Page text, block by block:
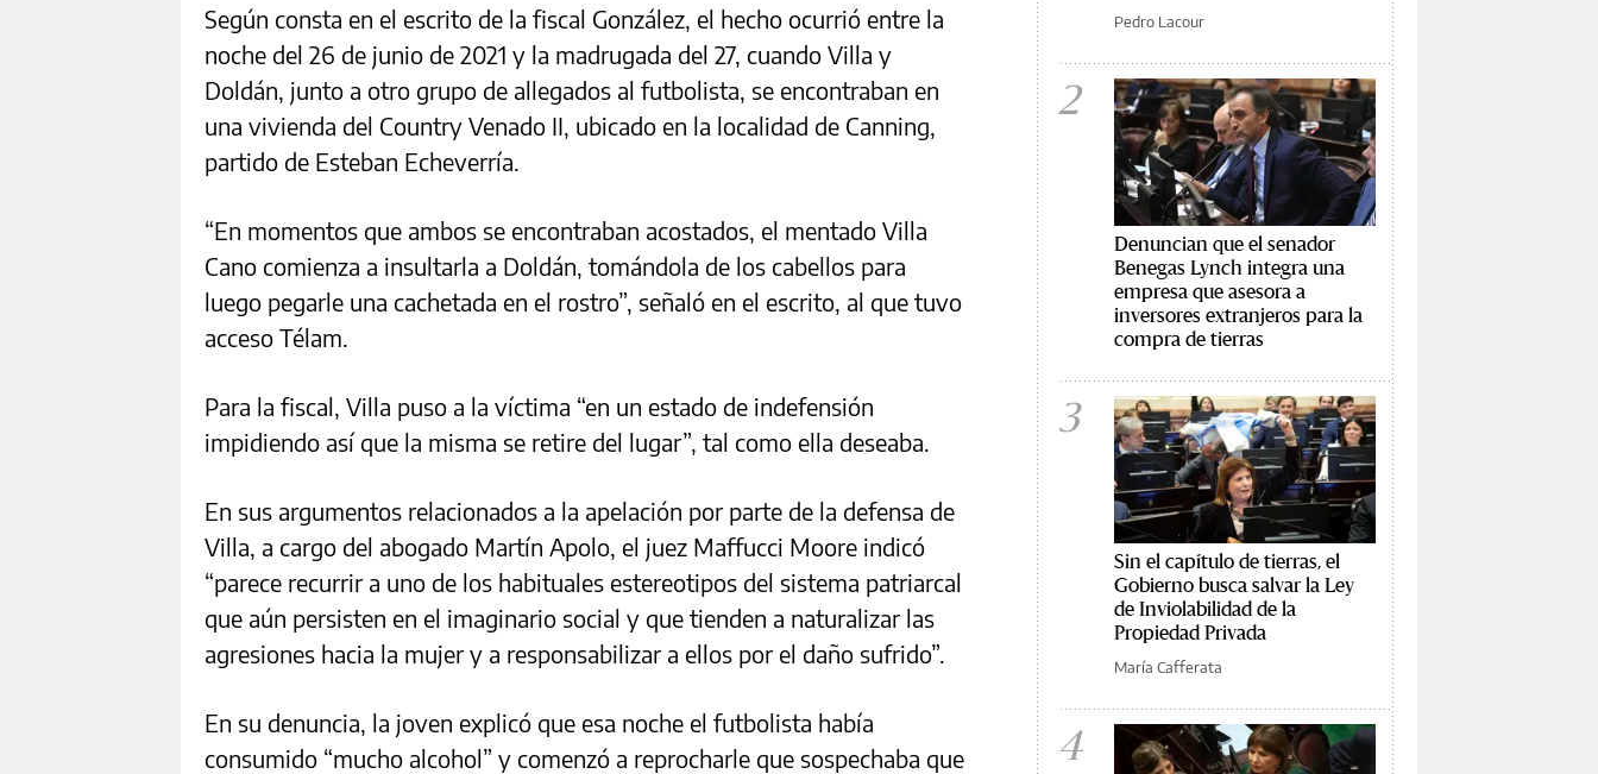
Según consta en el escrito de la fiscal González, el hecho ocurrió entre la
noche del 26 de junio de 2021 y la madrugada del 27, cuando Villa y
Doldán, junto a otro grupo de allegados al futbolista, se encontraban en
una vivienda del Country Venado II, ubicado en la localidad de Canning,
partido de Esteban Echeverría.
“En momentos que ambos se encontraban acostados, el mentado Villa
Cano comienza a insultarla a Doldán, tomándola de los cabellos para
luego pegarle una cachetada en el rostro”, señaló en el escrito, al que tuvo
acceso Télam.
Para la fiscal, Villa puso a la víctima “en un estado de indefensión
impidiendo así que la misma se retire del lugar”, tal como ella deseaba.
En sus argumentos relacionados a la apelación por parte de la defensa de
Villa, a cargo del abogado Martín Apolo, el juez Maffucci Moore indicó
“parece recurrir a uno de los habituales estereotipos del sistema patriarcal
que aún persisten en el imaginario social y que tienden a naturalizar las
agresiones hacia la mujer y a responsabilizar a ellos por el daño sufrido”.
En su denuncia, la joven explicó que esa noche el futbolista había
consumido “mucho alcohol” y comenzó a reprocharle que sospechaba que
Pedro Lacour
2
Denuncian que el senador
Benegas Lynch integra una
empresa que asesora a
inversores extranjeros para la
compra de tierras
3
Sin el capítulo de tierras, el
Gobierno busca salvar la Ley
de Inviolabilidad de la
Propiedad Privada
María Cafferata
4